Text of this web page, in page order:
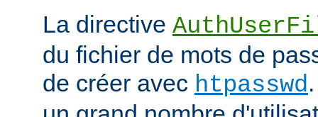
La directive
du fichier de mots de
de créer avec htpasswd